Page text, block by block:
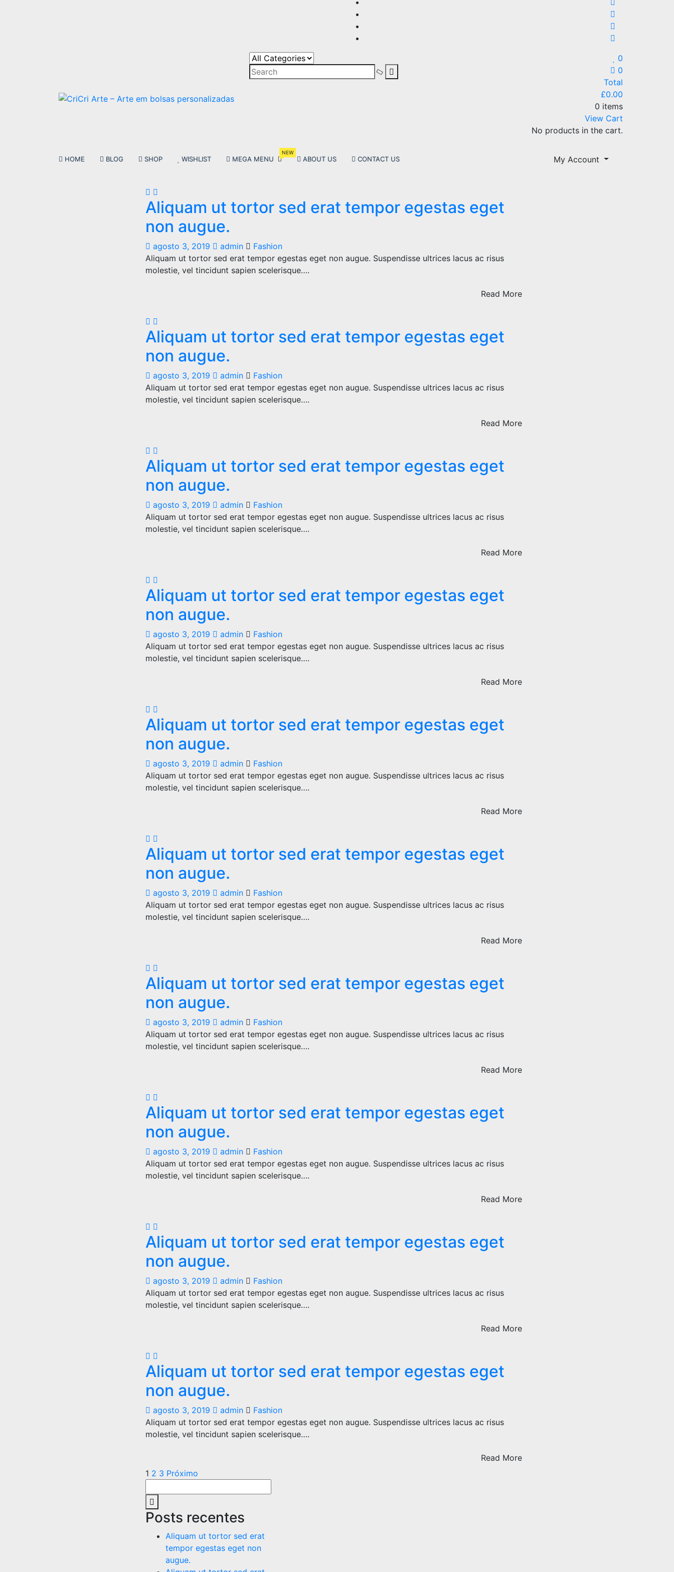
0
0
Total
£0.00
0 items
View Cart
No products in the cart.
HOME BLOG SHOP WISHLIST MEGA MENU
NEW
ABOUT US CONTACT US My Account
Aliquam ut tortor sed erat tempor egestas eget
non augue.
agosto 3, 2019 admin
Fashion
Aliquam ut tortor sed erat tempor egestas eget non augue. Suspendisse ultrices lacus ac risus
molestie, vel tincidunt sapien scelerisque….
Read More
Aliquam ut tortor sed erat tempor egestas eget
non augue.
agosto 3, 2019 admin
Fashion
Aliquam ut tortor sed erat tempor egestas eget non augue. Suspendisse ultrices lacus ac risus
molestie, vel tincidunt sapien scelerisque….
Read More
Aliquam ut tortor sed erat tempor egestas eget
non augue.
agosto 3, 2019 admin
Fashion
Aliquam ut tortor sed erat tempor egestas eget non augue. Suspendisse ultrices lacus ac risus
molestie, vel tincidunt sapien scelerisque….
Read More
Aliquam ut tortor sed erat tempor egestas eget
non augue.
agosto 3, 2019 admin
Fashion
Aliquam ut tortor sed erat tempor egestas eget non augue. Suspendisse ultrices lacus ac risus
molestie, vel tincidunt sapien scelerisque….
Read More
Aliquam ut tortor sed erat tempor egestas eget
non augue.
agosto 3, 2019 admin
Fashion
Aliquam ut tortor sed erat tempor egestas eget non augue. Suspendisse ultrices lacus ac risus
molestie, vel tincidunt sapien scelerisque….
Read More
Aliquam ut tortor sed erat tempor egestas eget
non augue.
agosto 3, 2019 admin
Fashion
Aliquam ut tortor sed erat tempor egestas eget non augue. Suspendisse ultrices lacus ac risus
molestie, vel tincidunt sapien scelerisque….
Read More
Aliquam ut tortor sed erat tempor egestas eget
non augue.
agosto 3, 2019 admin
Fashion
Aliquam ut tortor sed erat tempor egestas eget non augue. Suspendisse ultrices lacus ac risus
molestie, vel tincidunt sapien scelerisque….
Read More
Aliquam ut tortor sed erat tempor egestas eget
non augue.
agosto 3, 2019 admin
Fashion
Aliquam ut tortor sed erat tempor egestas eget non augue. Suspendisse ultrices lacus ac risus
molestie, vel tincidunt sapien scelerisque….
Read More
Aliquam ut tortor sed erat tempor egestas eget
non augue.
agosto 3, 2019 admin
Fashion
Aliquam ut tortor sed erat tempor egestas eget non augue. Suspendisse ultrices lacus ac risus
molestie, vel tincidunt sapien scelerisque….
Read More
Aliquam ut tortor sed erat tempor egestas eget
non augue.
agosto 3, 2019 admin
Fashion
Aliquam ut tortor sed erat tempor egestas eget non augue. Suspendisse ultrices lacus ac risus
molestie, vel tincidunt sapien scelerisque….
Read More
Paginação
de
posts
1 2 3 Próximo
for:
Search
Posts recentes
Aliquam ut tortor sed erat
tempor egestas eget non
augue.